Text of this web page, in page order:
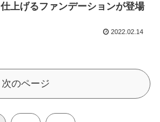
仕上げるファンデーションが登場
2022.02.14
次のページ